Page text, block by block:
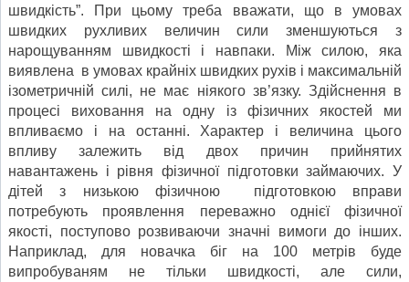
швидкість”. При цьому треба вважати, що в умовах
швидких рухливих величин сили зменшуються з
нарощуванням швидкості і навпаки. Між силою, яка
виявлена в умовах крайніх швидких рухів і максимальній
ізометричній силі, не має ніякого зв’язку. Здійснення в
процесі виховання на одну із фізичних якостей ми
впливаємо і на останні. Характер і величина цього
впливу залежить від двох причин прийнятих
навантажень і рівня фізичної підготовки займаючих. У
дітей з низькою фізичною підготовкою вправи
потребують проявлення переважно однієї фізичної
якості, поступово розвиваючи значні вимоги до інших.
Наприклад, для новачка біг на 100 метрів буде
випробуваням не тільки швидкості, але сили,